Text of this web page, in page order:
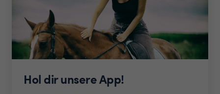
Hol dir unsere App!